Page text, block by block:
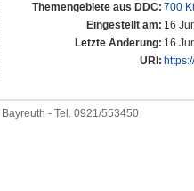
Themengebiete aus DDC: 700
Eingestellt am: 16
Letzte Änderung: 16
URI:
- Tel. 0921/553450